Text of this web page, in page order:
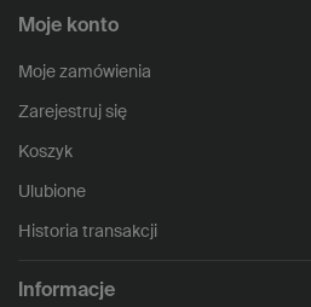
Moje konto
Moje zamówienia
Zarejestruj się
Koszyk
Ulubione
Historia transakcji
Informacje